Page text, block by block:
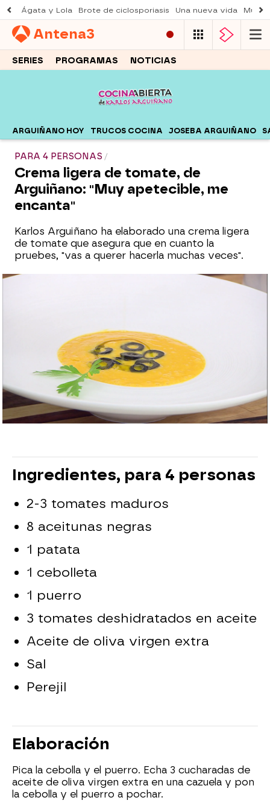
Ágata y Lola Brote de ciclosporiasis Una nueva vida
Antena3
SERIES PROGRAMAS NOTICIAS
ARGUIÑANO HOY TRUCOS COCINA JOSEBA ARGUIÑANO
PARA 4 PERSONAS
Crema ligera de tomate, de
Arguiñano: "Muy apetecible, me
encanta"
Karlos Arguiñano ha elaborado una crema ligera
de tomate que asegura que en cuanto la
pruebes, "vas a querer hacerla muchas veces".
Cristina García Chacón
Publicado:22 de junio de 2023, 13:43
WhatsappFacebook
X Flipboard
Ingredientes, para 4 personas
2-3 tomates maduros
8 aceitunas negras
1 patata
1 cebolleta
1 puerro
3 tomates deshidratados en aceite
Aceite de oliva virgen extra
Sal
Perejil
Elaboración
Pica la cebolla y el puerro. Echa 3 cucharadas de
aceite de oliva virgen extra en una cazuela y pon
la cebolla y el puerro a pochar.